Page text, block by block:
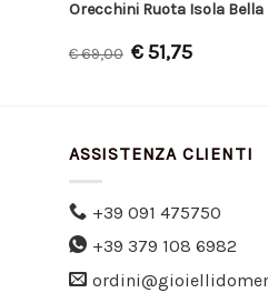
Orecchini Ruota Isola Bella
€69,00 €51,75
ASSISTENZA CLIENTI
+39 091 475750
+39 379 108 6982